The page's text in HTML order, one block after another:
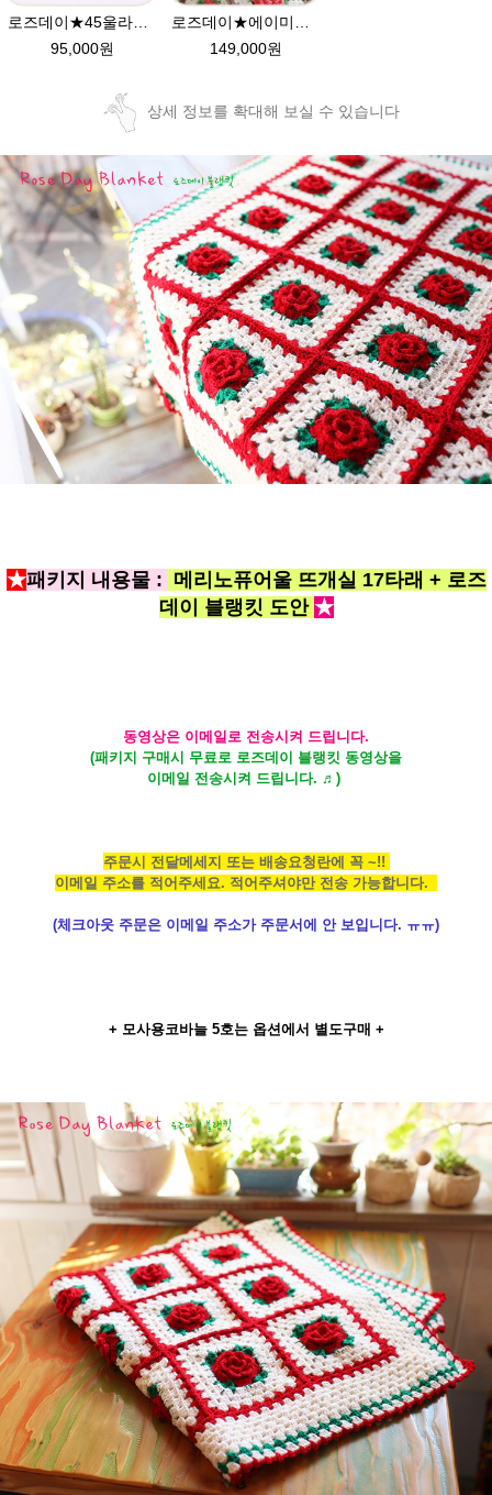
95,000원
149,000원
상세 정보를 확대해 보실 수 있습니다
★패키지 내용물 : 메리노퓨어울뜨개실 17타래 + 로즈
데이 블랭킷 도안 ★
동영상은 이메일로 전송시켜 드립니다.
(패키지 구매시 무료로 로즈데이 블랭킷 동영상을
이메일 전송시켜 드립니다. ♬)
주문시 전달메세지 또는 배송요청란에 꼭 ~!!
이메일 주소를 적어주세요. 적어주셔야만 전송 가능합니다.
(체크아웃 주문은 이메일 주소가 주문서에 안 보입니다. ㅠㅠ)
+ 모사용코바늘 5호는 옵션에서 별도구매 +